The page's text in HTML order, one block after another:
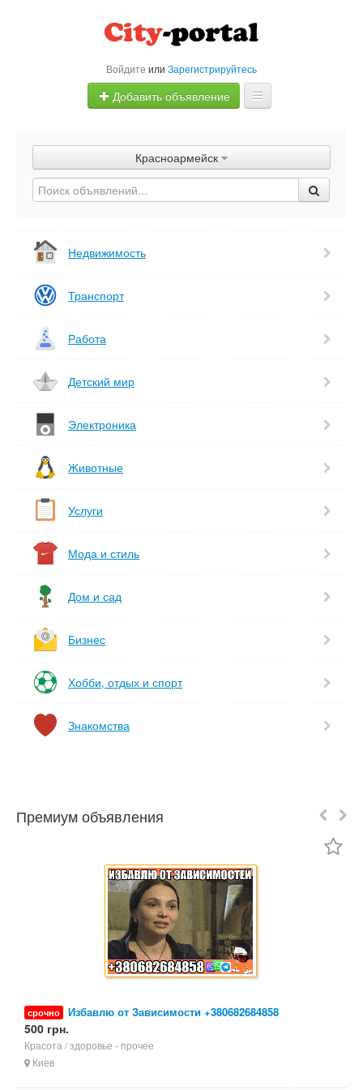
Войдите или Зарегистрируйтесь
Добавить объявление
Объявления
Быстрая продажа
Красноармейск
Недвижимость
Транспорт
Работа
Детский мир
Электроника
Животные
Услуги
Мода и стиль
Дом и сад
Бизнес
Хобби, отдых и спорт
Знакомства
Премиум объявления
срочно Избавлю от Зависимости +380682684858
500 грн.
Красота / здоровье - прочее
Киев